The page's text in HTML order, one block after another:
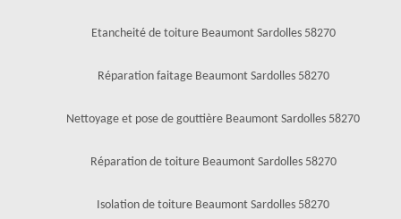
Etancheité de toiture Beaumont Sardolles 58270
Réparation faitage Beaumont Sardolles 58270
Nettoyage et pose de gouttière Beaumont Sardolles 58270
Réparation de toiture Beaumont Sardolles 58270
Isolation de toiture Beaumont Sardolles 58270